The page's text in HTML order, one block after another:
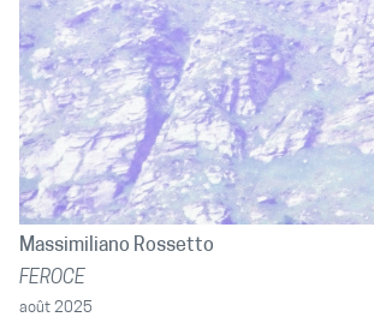
Massimiliano Rossetto
FEROCE
août 2025